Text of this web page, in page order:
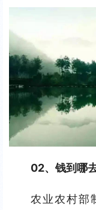
02、钱到哪
农业农村部